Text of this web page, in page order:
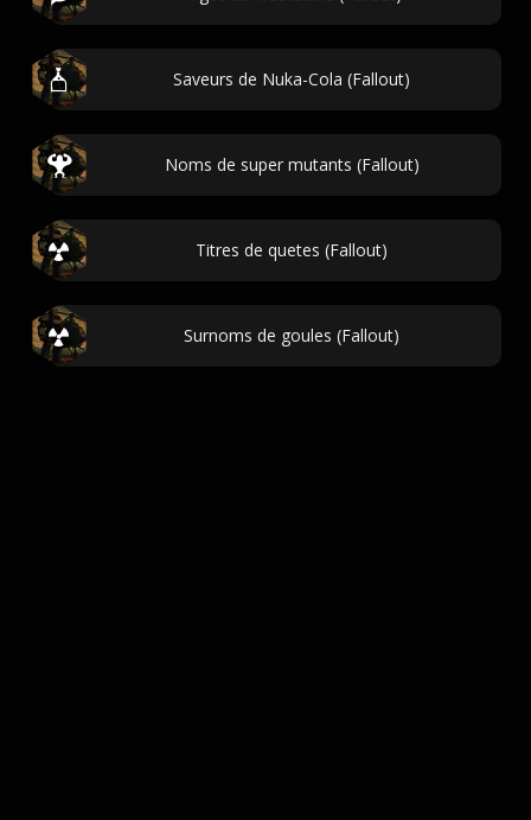
Saveurs de Nuka-Cola (Fallout)
Noms de super mutants (Fallout)
Titres de quetes (Fallout)
Surnoms de goules (Fallout)